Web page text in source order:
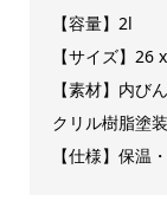
【容量】2l
【サイズ】26
【素材】内び
クリル樹脂塗装
【仕様】保温